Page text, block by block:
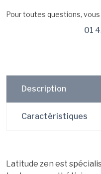
Pour toutes questions,
01
Description
Caractéristiques
Latitude zen est